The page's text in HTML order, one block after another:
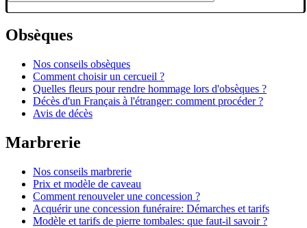
Obsèques
Nos conseils obsèques
Comment choisir un cercueil ?
Quelles fleurs pour rendre hommage lors d'obsèques ?
Décès d'un Français à l'étranger: comment procéder ?
Avis de décès
Marbrerie
Nos conseils marbrerie
Prix et modèle de caveau
Comment renouveler une concession ?
Acquérir une concession funéraire: Démarches et tarifs
Modèle et tarifs de pierre tombales: que faut-il savoir ?